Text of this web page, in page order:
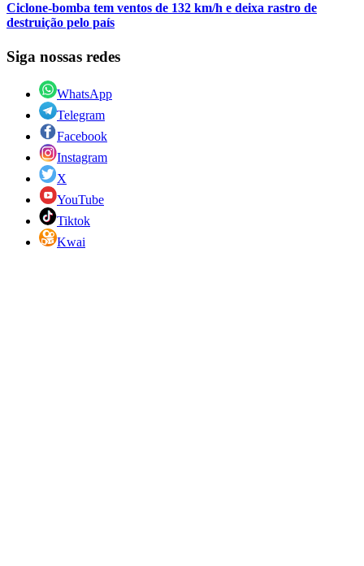
Ciclone-bomba tem ventos de 132 km/h e deixa rastro de
destruição pelo país
Siga nossas redes
WhatsApp
Telegram
Facebook
Instagram
X
YouTube
Tiktok
Kwai